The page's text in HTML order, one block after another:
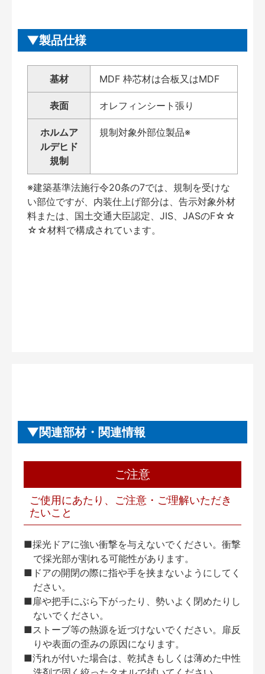
製品仕様
基材 MDF 枠芯材は合板又はMDF
表面 オレフィンシート張り
ホルムア
ルデヒド
規制
規制対象外部位製品※
※建築基準法施行令20条の7では、規制を受けな
い部位ですが、内装仕上げ部分は、告示対象外材
料または、国土交通大臣認定、JIS、JASのF☆☆
☆☆材料で構成されています。
関連部材・関連情報
ご注意
ご使用にあたり、ご注意・ご理解いただき
たいこと
■採光ドアに強い衝撃を与えないでください。衝撃
で採光部が割れる可能性があります。
■ドアの開閉の際に指や手を挟まないようにしてく
ださい。
■扉や把手にぶら下がったり、勢いよく閉めたりし
ないでください。
■ストーブ等の熱源を近づけないでください。扉反
りや表面の歪みの原因になります。
■汚れが付いた場合は、乾拭きもしくは薄めた中性